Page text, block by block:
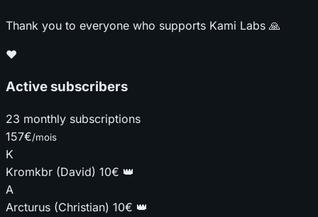
Thank you to everyone who supports Kami Labs 🙏
♥
Active subscribers
23 monthly subscriptions
157€/mois
K
Kromkbr (David) 10€ 👑
A
Arcturus (Christian) 10€ 👑